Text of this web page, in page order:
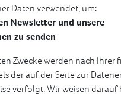
Daten verwendet, um:
Newsletter und unsere
zu senden
Zwecke werden nach Ihrer
der auf der Seite zur
verfolgt. Wir weisen darauf